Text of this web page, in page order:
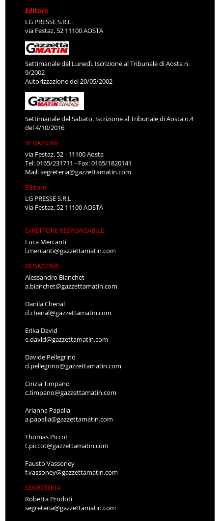
Editore
LG PRESSE S.R.L.
via Festaz, 52 11100 AOSTA
Settimanale del Lunedì. Iscrizione al Tribunale di Aosta n.
9/2002
Autorizzazione del 20/05/2002
Settimanale del Sabato. Iscrizione al Tribunale di Aosta n.4
del 4/10/2016
REDAZIONE
via Festaz, 52 - 11100 Aosta
Tel: 0165/231711 - Fax: 0165/1820141
Mail:segreteria@gazzettamatin.com
Editore
LG PRESSE S.R.L.
via Festaz, 52 11100 AOSTA
DIRETTORE RESPONSABILE
Luca Mercanti
l.mercanti@gazzettamatin.com
REDAZIONE
Alessandro Bianchet
a.bianchet@gazzettamatin.com
Danila Chenal
d.chenal@gazzettamatin.com
Erika David
e.david@gazzettamatin.com
Davide Pellegrino
d.pellegrino@gazzettamatin.com
Cinzia Timpano
c.timpano@gazzettamatin.com
Arianna Papalia
a.papalia@gazzettamatin.com
Thomas Piccot
t.piccot@gazzettamatin.com
Fausto Vassoney
f.vassoney@gazzettamatin.com
SEGRETERIA
Roberta Prodoti
segreteria@gazzettamatin.com